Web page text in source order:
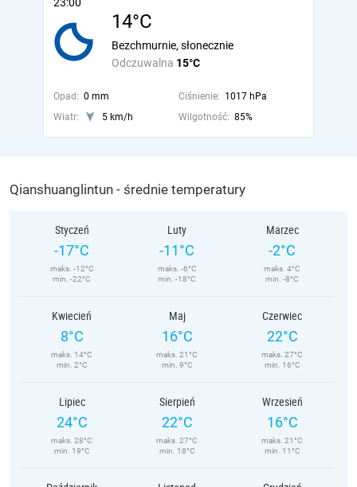
14°C
Odczuwalna 15°C
Bezchmurnie, słonecznie
Opad: 0 mm Ciśnienie: 1017 hPa
Wiatr:
5 km/h Wilgotność: 85%
Qianshuanglintun - średnie temperatury
Styczeń
-17°C
maks. -12°C
min. -22°C
Luty
-11°C
maks. -6°C
min. -18°C
Marzec
-2°C
maks. 4°C
min. -8°C
Kwiecień
8°C
maks. 14°C
min. 2°C
Maj
16°C
maks. 21°C
min. 9°C
Czerwiec
22°C
maks. 27°C
min. 16°C
Lipiec
24°C
maks. 28°C
min. 19°C
Sierpień
22°C
maks. 27°C
min. 18°C
Wrzesień
16°C
maks. 21°C
min. 11°C